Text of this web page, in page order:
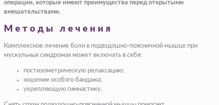
операции, которые имеют преимущества перед открытыми
вмешательствами.
Методы лечения
Комплексное лечение боли в подвздошно-поясничной мышце при
мускульных синдромах может включать в себя:
постизометрическую релаксацию;
ношение особого бандажа;
укрепляющую гимнастику.